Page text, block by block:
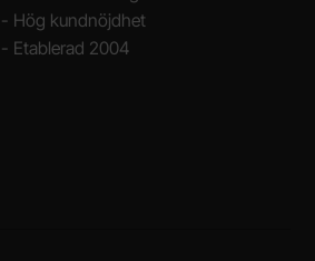
- Hög kundnöjdhet
- Etablerad 2004